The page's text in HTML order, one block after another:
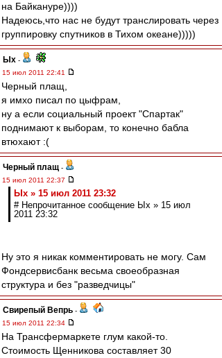
на Байкануре))))
Надеюсь,что нас не будут транслировать через
группировку спутников в Тихом океане)))))
Ых -
15 июл 2011 22:41
Черный плащ,
я имхо писал по цыфрам,
ну а если социальный проект "Спартак"
поднимают к выборам, то конечно бабла
втюхают :(
Черный плащ -
15 июл 2011 22:37
Ых » 15 июл 2011 23:32
# Непрочитанное сообщение Ых » 15 июл
2011 23:32
Ну это я никак комментировать не могу. Сам
Фондсервисбанк весьма своеобразная
структура и без "разведчицы"
Свирепый Вепрь -
15 июл 2011 22:34
На Трансфермаркете глум какой-то.
Стоимость Щенникова составляет 30